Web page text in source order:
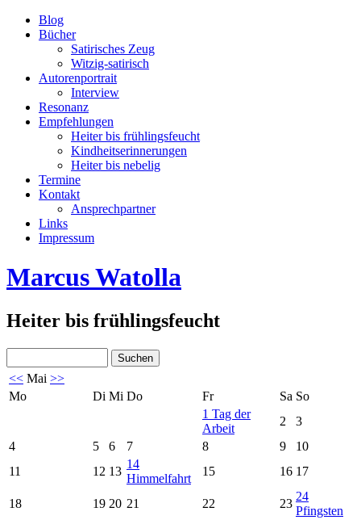
Blog
Bücher
Satirisches Zeug
Witzig-satirisch
Autorenportrait
Interview
Resonanz
Empfehlungen
Heiter bis frühlingsfeucht
Kindheitserinnerungen
Heiter bis nebelig
Termine
Kontakt
Ansprechpartner
Links
Impressum
Marcus Watolla
Heiter bis frühlingsfeucht
<< Mai >>
Mo
Di Mi Do Fr Sa So
1 Tag der
Arbeit
2
3
4
5 6 7 8 9
10
11
12 13
14
Himmelfahrt
15 16 17
18 19 20 21 22 23
24
Pfingsten